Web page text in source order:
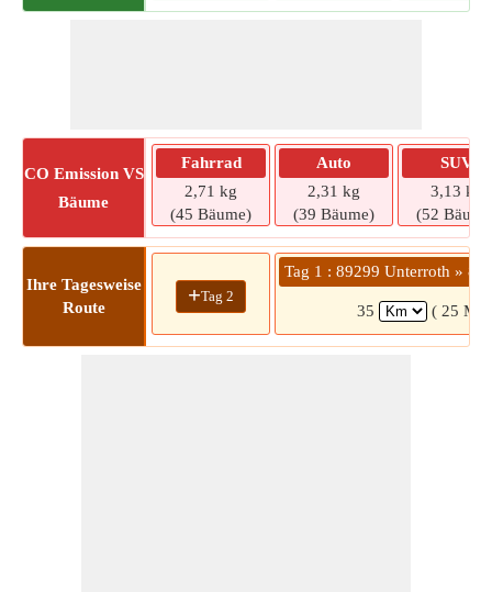
CO Emission VS
Bäume
Fahrrad
2,71 kg
(45 Bäume)
Auto
2,31 kg
(39 Bäume)
SUV
3,13 kg
(52
Ihre Tagesweise
Route
+Tag 2
Tag 1 : 89299 Unterroth »
35 ( 25